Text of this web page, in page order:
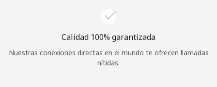
Calidad 100% garantizada
Nuestras conexiones directas en el mundo te ofrecen llamadas
nítidas.